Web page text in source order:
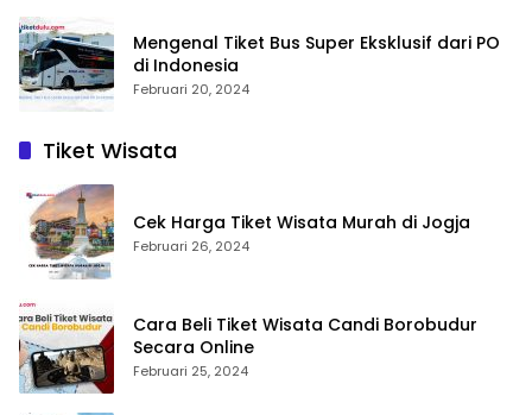
Mengenal Tiket Bus Super Eksklusif dari PO
di Indonesia
Februari 20, 2024
Tiket Wisata
Cek Harga Tiket Wisata Murah di Jogja
Februari 26, 2024
Cara Beli Tiket Wisata Candi Borobudur
Secara Online
Februari 25, 2024